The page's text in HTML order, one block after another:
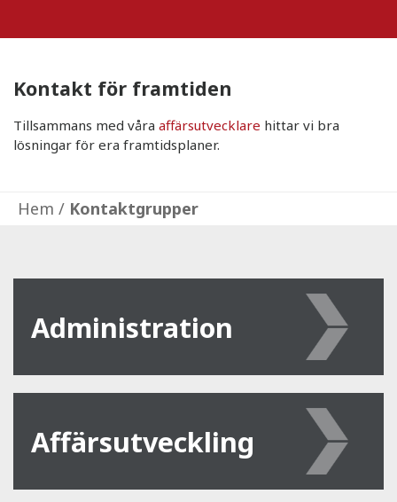
Kontakt för framtiden
Tillsammans med våra affärsutvecklare hittar vi bra
lösningar för era framtidsplaner.
Hem / Kontaktgrupper
Administration
Affärsutveckling